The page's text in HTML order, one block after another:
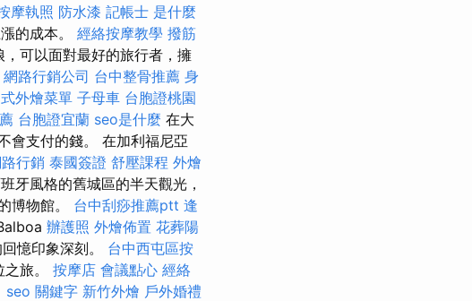
摩執照 防水漆 記帳士 是什麼
的成本。 經絡按摩教學 撥筋
可以面對最好的旅行者，擁
網路行銷公司 台中整骨推薦 身
外燴菜單 子母車 台胞證桃園
台胞證宜蘭 seo是什麼 在大
會支付的錢。 在加利福尼亞
行銷 泰國簽證 舒壓課程 外燴
牙風格的舊城區的半天觀光，
博物館。 台中刮痧推薦ptt 逢
辦護照 外燴佈置 花葬陽
憶印象深刻。 台中西屯區按
旅。 按摩店 會議點心 經絡
seo 關鍵字 新竹外燴 戶外婚禮